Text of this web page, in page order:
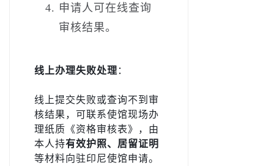
申请人可在线查询
审核结果。
线上办理失败处理：
线上提交失败或查询不到审
核结果，可联系使馆现场办
理纸质《资格审核表》，由
本人持有效护照、居留证明
等材料向驻印尼使馆申请。